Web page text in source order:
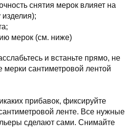
снятия мерок влияет на
мерок (см. ниже)
и встаньте прямо, не
мерки сантиметровой лентой
прибавок, фиксируйте
ленте. Все нужные
сделают сами. Снимайте